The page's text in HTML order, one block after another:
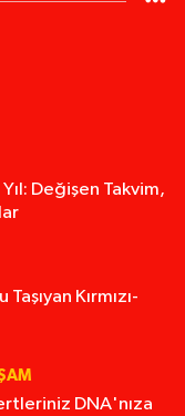
Değişen Takvim,
Kırmızı-
DNA'nıza